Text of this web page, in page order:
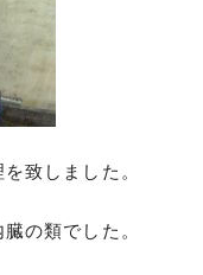
致しました。
の類でした。